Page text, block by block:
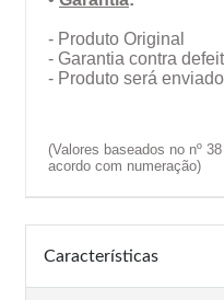
- Produto Original
- Garantia contra
- Produto será
(Valores baseados no nº
acordo com numeração)
Características